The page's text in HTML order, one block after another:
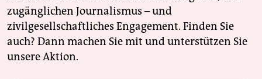
zugänglichen Journalismus – und
zivilgesellschaftliches Engagement. Finden Sie
auch? Dann machen Sie mit und unterstützen Sie
unsere Aktion.